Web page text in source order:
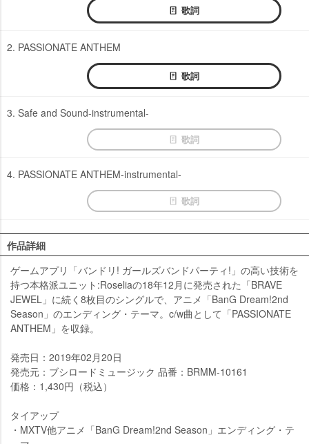
歌詞
2. PASSIONATE ANTHEM
歌詞
3. Safe and Sound-instrumental-
歌詞
4. PASSIONATE ANTHEM-instrumental-
歌詞
作品詳細
ゲームアプリ「バンドリ! ガールズバンドパーティ!」の高い技術を
持つ本格派ユニット:Roseliaの18年12月に発売された「BRAVE
JEWEL」に続く8枚目のシングルで、アニメ「BanG Dream!2nd
Season」のエンディング・テーマ。c/w曲として「PASSIONATE
ANTHEM」を収録。
発売日：2019年02月20日
発売元：ブシロードミュージック 品番：BRMM-10161
価格：1,430円（税込）
タイアップ
・MXTV他アニメ「BanG Dream!2nd Season」エンディング・テ